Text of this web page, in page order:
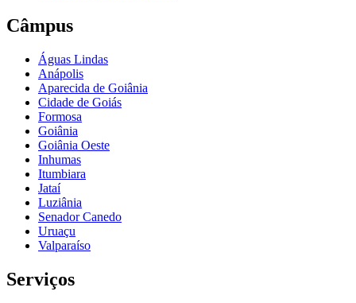
Câmpus
Águas Lindas
Anápolis
Aparecida de Goiânia
Cidade de Goiás
Formosa
Goiânia
Goiânia Oeste
Inhumas
Itumbiara
Jataí
Luziânia
Senador Canedo
Uruaçu
Valparaíso
Serviços